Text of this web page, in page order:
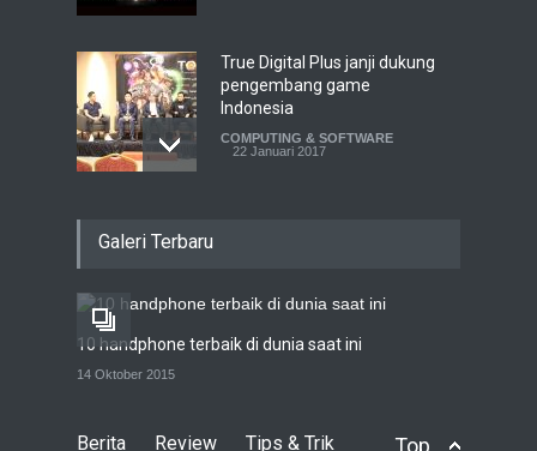
True Digital Plus janji dukung
pengembang game
Indonesia
COMPUTING & SOFTWARE
22 Januari 2017
22 Januari 2017
Galeri Terbaru
10 handphone terbaik di dunia saat ini
14 Oktober 2015
Top
Berita Review Tips & Trik